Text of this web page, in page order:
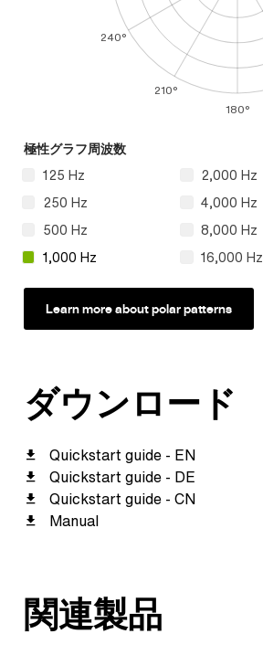
180°
210°
240°
極性グラフ周波数
125 Hz
250 Hz
500 Hz
1,000 Hz
2,000 Hz
4,000 Hz
8,000 Hz
16,000 Hz
Learn more about polar patterns
ダウンロード
Quickstart guide - EN
Quickstart guide - DE
Quickstart guide - CN
Manual
関連製品